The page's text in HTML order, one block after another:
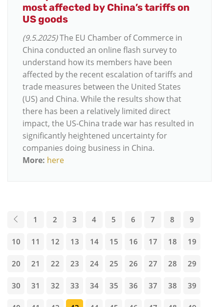
most affected by China’s tariffs on
US goods
(9.5.2025)The EU Chamber of Commerce in
China conducted an online flash survey to
understand how its members have been
affected by the recent escalation of tariffs and
trade measures between the United States
(US) and China. While the results show that
there has been a relatively limited direct
impact, the US-China trade war has resulted in
significantly heightened uncertainty for
companies doing business in China.
More: here
1 2 3 4 5 6 7 8 9
10 11 12 13 14 15 16 17 18 19
20 21 22 23 24 25 26 27 28 29
30 31 32 33 34 35 36 37 38 39